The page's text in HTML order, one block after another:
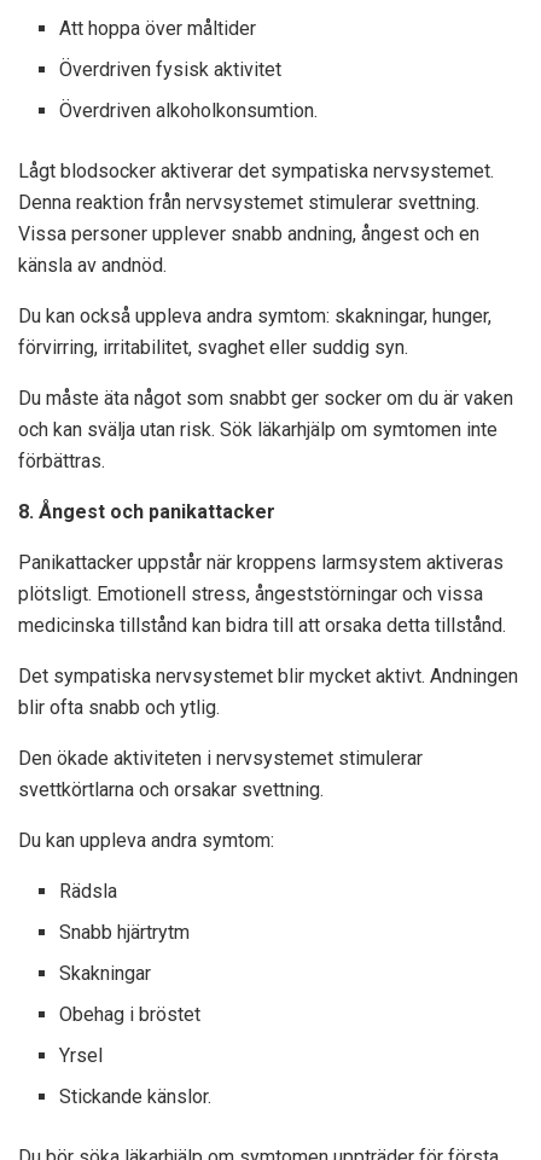
Att hoppa över måltider
Överdriven fysisk aktivitet
Överdriven alkoholkonsumtion.
Lågt blodsocker aktiverar det sympatiska nervsystemet.
Denna reaktion från nervsystemet stimulerar svettning.
Vissa personer upplever snabb andning, ångest och en
känsla av andnöd.
Du kan också uppleva andra symtom: skakningar, hunger,
förvirring, irritabilitet, svaghet eller suddig syn.
Du måste äta något som snabbt ger socker om du är vaken
och kan svälja utan risk. Sök läkarhjälp om symtomen inte
förbättras.
8. Ångest och panikattacker
Panikattacker uppstår när kroppens larmsystem aktiveras
plötsligt. Emotionell stress, ångeststörningar och vissa
medicinska tillstånd kan bidra till att orsaka detta tillstånd.
Det sympatiska nervsystemet blir mycket aktivt. Andningen
blir ofta snabb och ytlig.
Den ökade aktiviteten i nervsystemet stimulerar
svettkörtlarna och orsakar svettning.
Du kan uppleva andra symtom:
Rädsla
Snabb hjärtrytm
Skakningar
Obehag i bröstet
Yrsel
Stickande känslor.